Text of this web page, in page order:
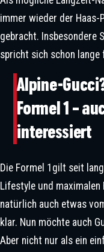
Wechselspiele
Entscheidungen In
immer wieder der Haas-
gebracht. Insbesondere
spricht sich schon lange
Bearman war schon
Alpine-
Formel 1 –
interessiert
Die Formel 1gilt seit
Lifestyle und
natürlich auch etwas
klar. Nun möchte auch
Aber nicht nur als ein